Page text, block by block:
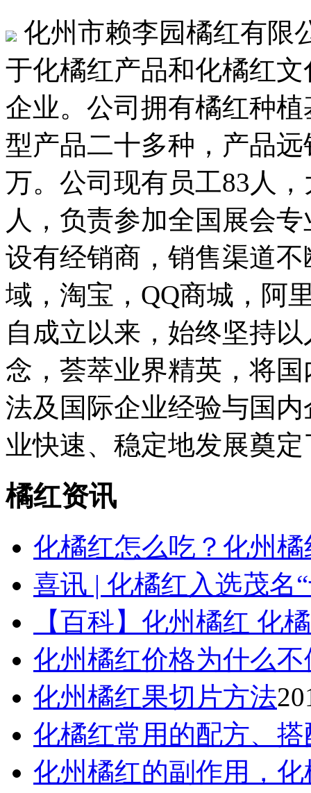
化州市赖李园橘红有限
于化橘红产品和化橘红
企业。公司拥有橘红种
型产品二十多种，产品
万。公司现有员工83人
人，负责参加全国展会
设有经销商，销售渠道
域，淘宝，QQ商城，阿
自成立以来，始终坚持
念，荟萃业界精英，将
法及国际企业经验与国
业快速、稳定地发展奠
橘红资讯
化橘红怎么吃？化州
喜讯 | 化橘红入选茂名
【百科】化州橘红 化
化州橘红价格为什么不
化州橘红果切片方法
化橘红常用的配方、
化州橘红的副作用，